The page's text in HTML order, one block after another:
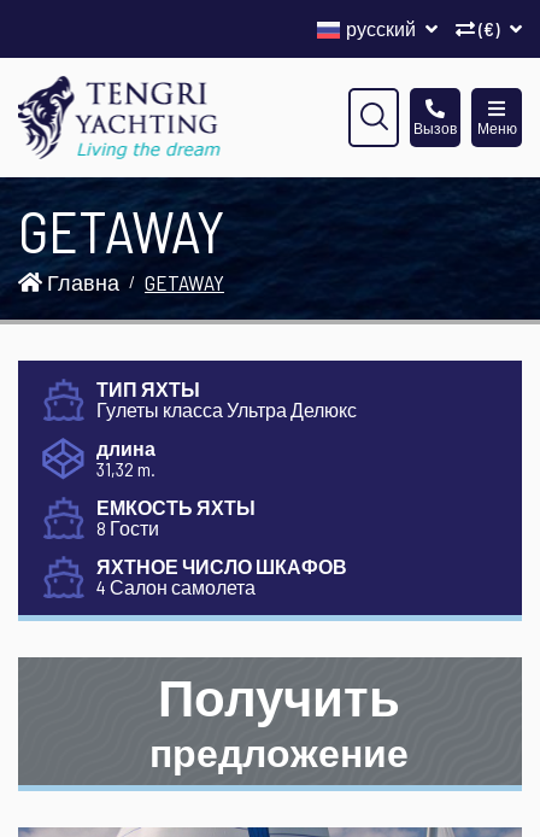
(€)
русский
Меню
Вызов
GETAWAY
Главна GETAWAY
ТИП ЯХТЫ
Гулеты класса Ультра Делюкс
длина
31,32 m.
ЕМКОСТЬ ЯХТЫ
8 Гости
ЯХТНОЕ ЧИСЛО ШКАФОВ
4 Салон самолета
Получить
предложение